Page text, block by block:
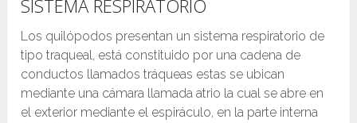
SISTEMA RESPIRATORIO
Los quilópodos presentan un sistema respiratorio de
tipo traqueal, está constituido por una cadena de
conductos llamados tráqueas estas se ubican
mediante una cámara llamada atrio la cual se abre en
el exterior mediante el espiráculo, en la parte interna